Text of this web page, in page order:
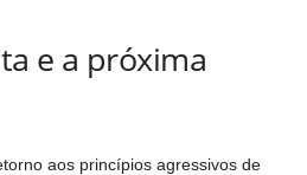
e a próxima
aos princípios agressivos de